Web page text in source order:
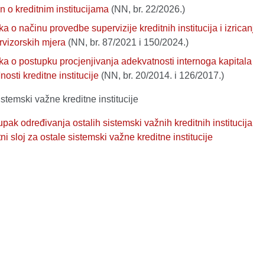
o kreditnim institucijama (NN, br. 22/2026.)
o načinu provedbe supervizije kreditnih institucija i
mjera (NN, br. 87/2021 i 150/2024.)
o postupku procjenjivanja adekvatnosti internoga
kreditne institucije (NN, br. 20/2014. i 126/2017.)
važne kreditne institucije
određivanja ostalih sistemski važnih kreditnih
sloj za ostale sistemski važne kreditne institucije